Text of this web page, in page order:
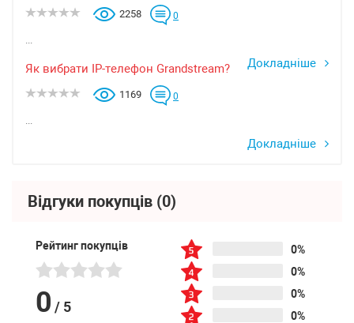
2258 0
...
Докладніше
Як вибрати IP-телефон Grandstream?
1169 0
...
Докладніше
Відгуки покупців (0)
Рейтинг покупців
0 / 5
0%
0%
0%
0%